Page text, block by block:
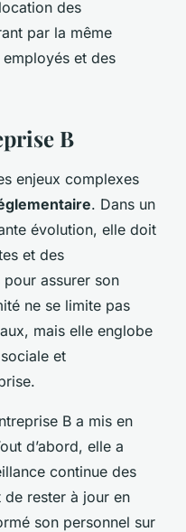
des
par la même
et des
B
enjeux complexes
. Dans un
évolution, elle doit
et des
assurer son
ne se limite pas
mais elle englobe
et
B a mis en
d’abord, elle a
continue des
de rester à jour en
son personnel sur